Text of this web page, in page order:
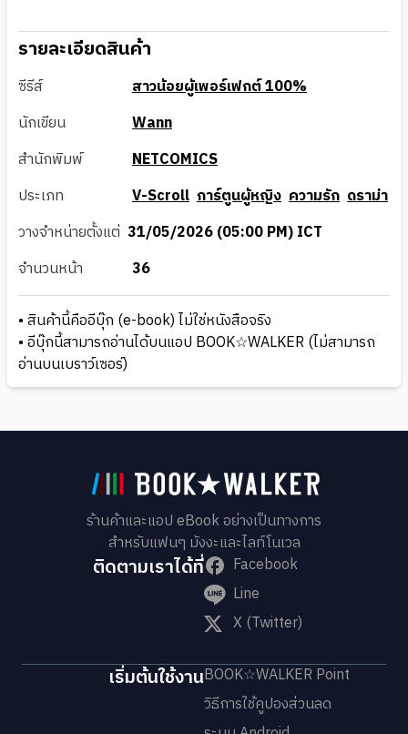
รายละเอียดสินค้า
ซีรีส์
สาวน้อยผู้เพอร์เฟกต์ 100%
นักเขียน
Wann
สำนักพิมพ์
NETCOMICS
ประเภท
V-Scroll การ์ตูนผู้หญิง ความรัก ดราม่า
วางจำหน่ายตั้งแต่ 31/05/2026 (05:00 PM) ICT
จำนวนหน้า
36
• สินค้านี้คืออีบุ๊ก (e-book) ไม่ใช่หนังสือจริง
• อีบุ๊กนี้สามารถอ่านได้บนแอป BOOK☆WALKER (ไม่สามารถ
อ่านบนเบราว์เซอร์)
ร้านค้าและแอป eBook อย่างเป็นทางการ
สำหรับแฟนๆ มังงะและไลท์โนเวล
ติดตามเราได้ที่
Facebook
Line
X (Twitter)
เริ่มต้นใช้งานBOOK☆WALKER Point
วิธีการใช้คูปองส่วนลด